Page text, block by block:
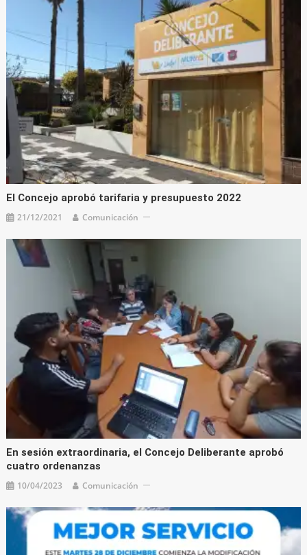
El Concejo aprobó tarifaria y presupuesto 2022
21/12/2021 Comunicación
En sesión extraordinaria, el Concejo Deliberante aprobó
cuatro ordenanzas
10/04/2023 Comunicación